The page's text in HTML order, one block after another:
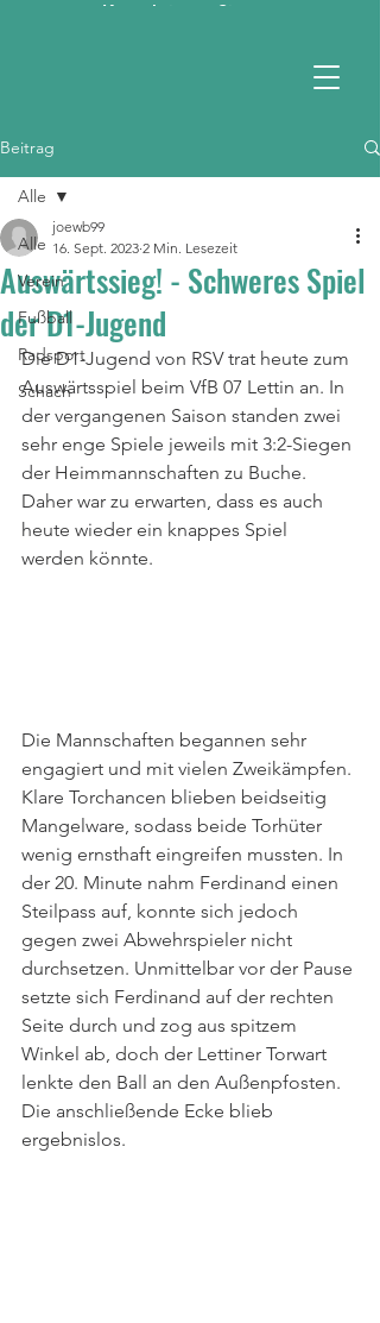
Kontaktieren Sie uns
Beitrag
Alle
Verein
Fußball
Radsport
Schach
Alle
Auswärtssieg! - Schweres Spiel
der D1-Jugend
joewb99
16. Sept. 2023 2 Min. Lesezeit
Die D1-Jugend von RSV trat heute zum
Auswärtsspiel beim VfB 07 Lettin an. In
der vergangenen Saison standen zwei
sehr enge Spiele jeweils mit 3:2-Siegen
der Heimmannschaften zu Buche.
Daher war zu erwarten, dass es auch
heute wieder ein knappes Spiel
werden könnte.
Die Mannschaften begannen sehr
engagiert und mit vielen Zweikämpfen.
Klare Torchancen blieben beidseitig
Mangelware, sodass beide Torhüter
wenig ernsthaft eingreifen mussten. In
der 20. Minute nahm Ferdinand einen
Steilpass auf, konnte sich jedoch
gegen zwei Abwehrspieler nicht
durchsetzen. Unmittelbar vor der Pause
setzte sich Ferdinand auf der rechten
Seite durch und zog aus spitzem
Winkel ab, doch der Lettiner Torwart
lenkte den Ball an den Außenpfosten.
Die anschließende Ecke blieb
ergebnislos.